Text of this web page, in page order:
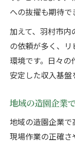
への抜擢も期待で
加えて、羽村市内
の依頼が多く、
環境です。日々の
安定した収入基盤
地域の造園企業
地域の造園企業で
現場作業の正確